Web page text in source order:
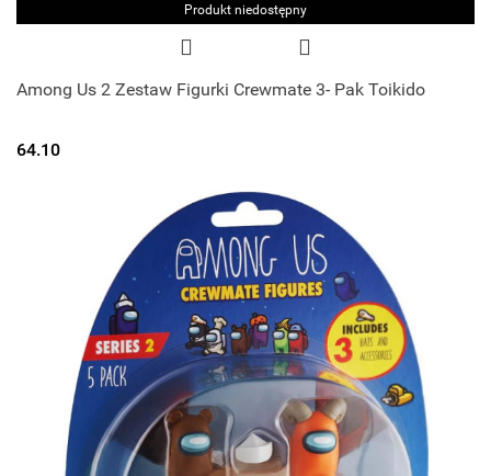
Produkt niedostępny
Among Us 2 Zestaw Figurki Crewmate 3- Pak Toikido
64.10